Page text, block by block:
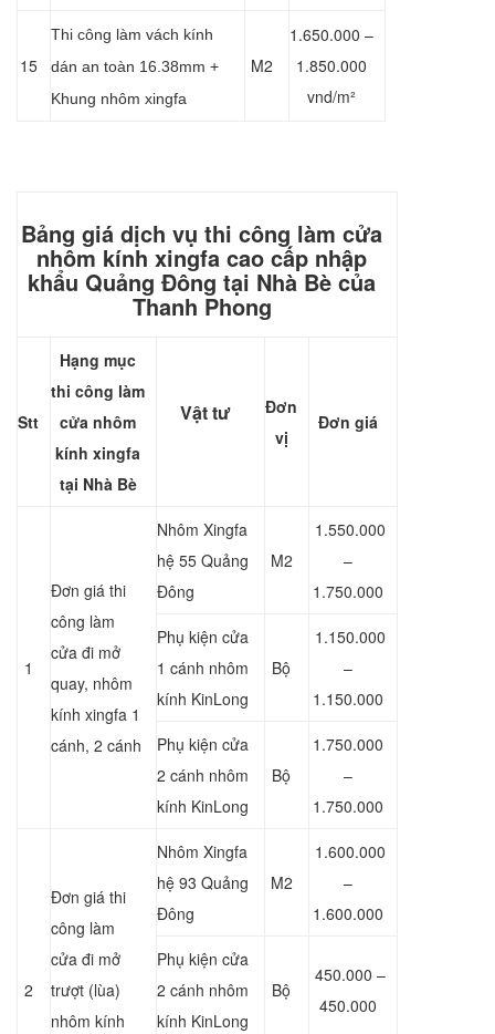
15
Thi công làm vách kính
dán an toàn 16.38mm +
Khung nhôm xingfa
M2
1.650.000 –
1.850.000
vnd/m²
Bảng giá dịch vụ thi công làm cửa
nhôm kính xingfa cao cấp nhập
khẩu Quảng Đông tại Nhà Bè của
Thanh Phong
Stt
Hạng mục
thi công làm
cửa nhôm
kính xingfa
tại Nhà Bè
Vật tư
Đơn
vị
Đơn giá
1
Đơn giá thi
công làm
cửa đi mở
quay, nhôm
kính xingfa 1
cánh, 2 cánh
Nhôm Xingfa
hệ 55 Quảng
Đông
M2
1.550.000
–
1.750.000
Phụ kiện cửa
1 cánh nhôm
kính KinLong
Bộ
1.150.000
–
1.150.000
Phụ kiện cửa
2 cánh nhôm
kính KinLong
Bộ
1.750.000
–
1.750.000
2
Đơn giá thi
công làm
cửa đi mở
trượt (lùa)
nhôm kính
Nhôm Xingfa
hệ 93 Quảng
Đông
M2
1.600.000
–
1.600.000
Phụ kiện cửa
2 cánh nhôm
kính KinLong
Bộ
450.000 –
450.000